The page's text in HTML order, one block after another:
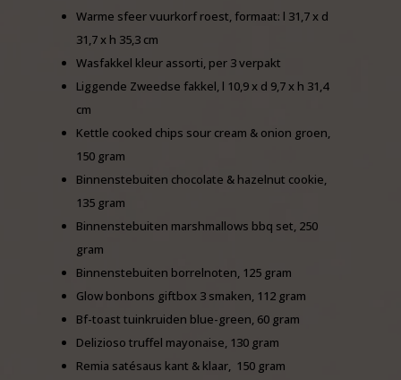
Warme sfeer vuurkorf roest, formaat: l 31,7 x d
31,7 x h 35,3 cm
Wasfakkel kleur assorti, per 3 verpakt
Liggende Zweedse fakkel, l 10,9 x d 9,7 x h 31,4
cm
Kettle cooked chips sour cream & onion groen,
150 gram
Binnenstebuiten chocolate & hazelnut cookie,
135 gram
Binnenstebuiten marshmallows bbq set, 250
gram
Binnenstebuiten borrelnoten, 125 gram
Glow bonbons giftbox 3 smaken, 112 gram
Bf-toast tuinkruiden blue-green, 60 gram
Delizioso truffel mayonaise, 130 gram
Remia satésaus kant & klaar, 150 gram